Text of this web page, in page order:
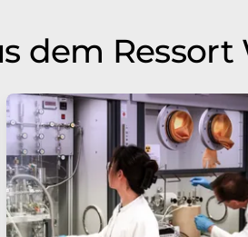
dem